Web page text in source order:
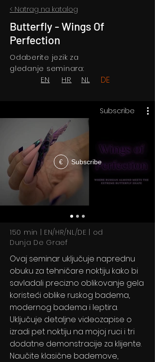
< Natrag na katalog
Butterfly - Wings Of
Perfection
Odaberite jezik za
gledanje seminara:
EN
HR NL DE
Subscribe
€ Subscribe
150 min | EN/HR/NL/DE | od
Dunja De Graef
Ovaj seminar uključuje naprednu
obuku za tehničare noktiju kako bi
savladali precizno oblikovanje gela
koristeći oblike ruskog badema,
modernog badema i leptira.
Uključuje detaljne videozapise o
izradi pet noktiju na mojoj ruci i tri
dodatne demonstracije za klijente.
Naučite klasične bademove,